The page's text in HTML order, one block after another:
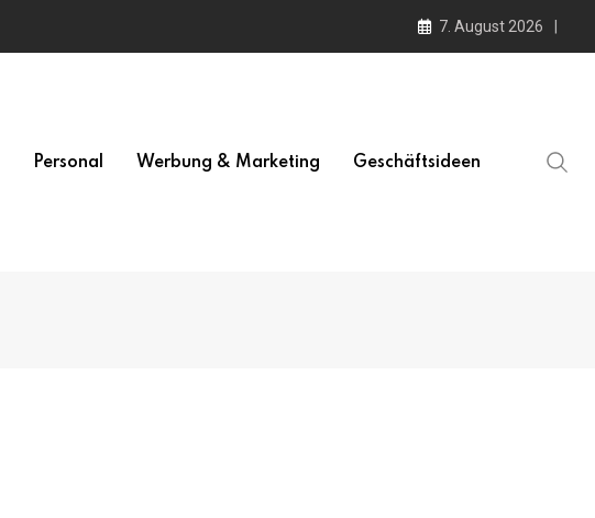
7. August 2026
Personal Werbung & Marketing Geschäftsideen